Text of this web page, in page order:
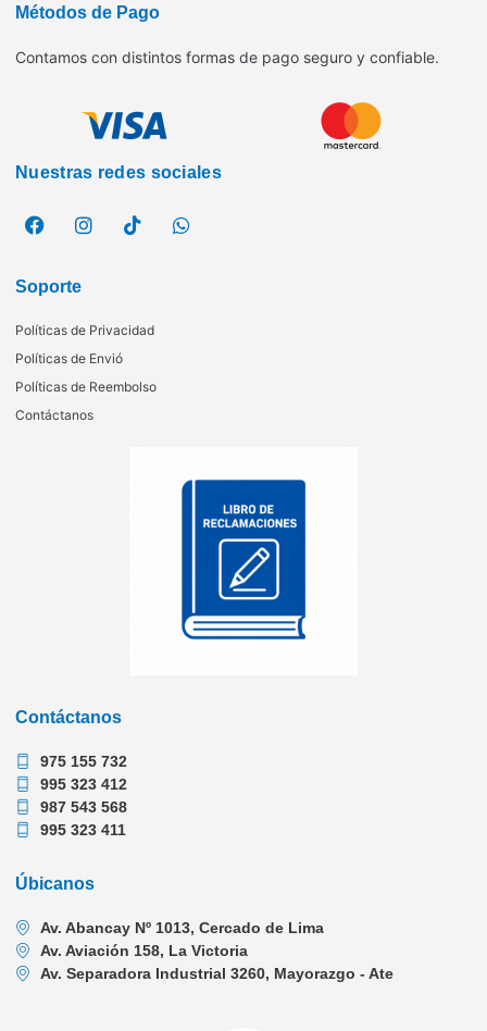
Métodos de Pago
Contamos con distintos formas de pago seguro y confiable.
Nuestras redes sociales
Soporte
Políticas de Privacidad
Políticas de Envió
Políticas de Reembolso
Contáctanos
Contáctanos
975 155 732
995 323 412
987 543 568
995 323 411
Úbicanos
Av. Abancay Nº 1013, Cercado de Lima
Av. Aviación 158, La Victoria
Av. Separadora Industrial 3260, Mayorazgo - Ate